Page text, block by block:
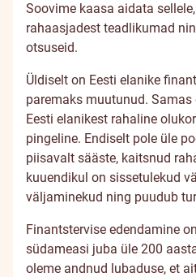
Soovime kaasa aidata
rahaasjadest teadlikumad
otsuseid.
Üldiselt on Eesti elanike
paremaks muutunud.
Eesti elanikest rahaline
pingeline. Endiselt pole üle
piisavalt sääste, kaitsnud
kuuendikul on sissetulekud
väljaminekud ning puudub
Finantstervise edendamine
südameasi juba üle 200
oleme andnud lubaduse, et